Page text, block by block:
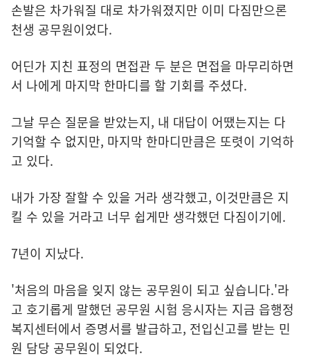
손발은 차가워질 대로 차가워졌지만 이미 다짐만으론
천생 공무원이었다.
어딘가 지친 표정의 면접관 두 분은 면접을 마무리하면
서 나에게 마지막 한마디를 할 기회를 주셨다.
그날 무슨 질문을 받았는지, 내 대답이 어땠는지는 다
기억할 수 없지만, 마지막 한마디만큼은 또렷이 기억하
고 있다.
내가 가장 잘할 수 있을 거라 생각했고, 이것만큼은 지
킬 수 있을 거라고 너무 쉽게만 생각했던 다짐이기에.
7년이 지났다.
'처음의 마음을 잊지 않는 공무원이 되고 싶습니다.'라
고 호기롭게 말했던 공무원 시험 응시자는 지금 읍행정
복지센터에서 증명서를 발급하고, 전입신고를 받는 민
원 담당 공무원이 되었다.